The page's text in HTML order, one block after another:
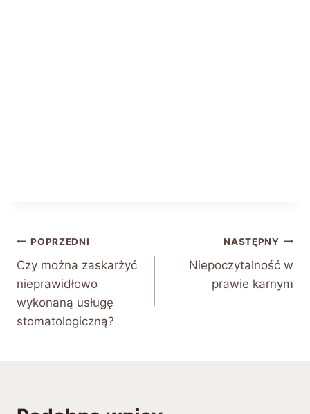
Nawigacja
wpisu
POPRZEDNI
Czy można zaskarżyć
nieprawidłowo
wykonaną usługę
stomatologiczną?
NASTĘPNY
Niepoczytalność w
prawie karnym